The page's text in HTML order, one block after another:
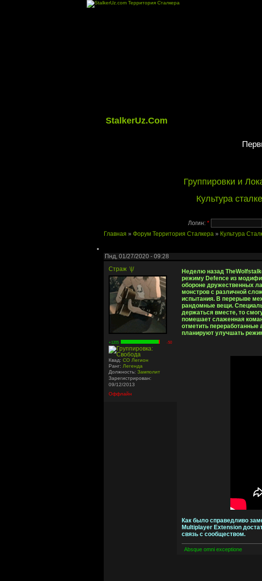
StalkerUz.Com
Группировки и
Культура
Логин: *
Главная » Форум Территория Сталкера » Культура
Пнд, 01/27/2020 - 09:28
Страж \|/
+1205 -50
Квад: СО Легион
Ранг: Легенда
Должность: Замполит
Зарегистрирован:
09/12/2013
Оффлайн
Неделю назад
режиму Defence из
обороне дружественных
монстров с различной
испытания. В перерыве
рандомные вещи.
держаться вместе, то
помешает слаженная
отметить
планируют улучшать
Как было справедливо
Multiplayer Extension
связь с сообществом.
Absque omni exceptione